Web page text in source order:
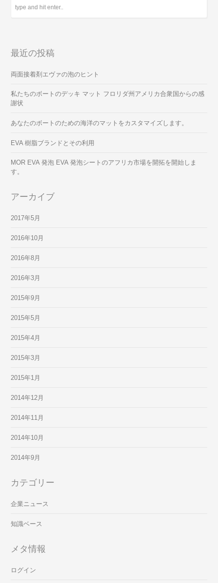
最近の投稿
両面接着剤エヴァの泡のヒント
私たちのボートのデッキ マット フロリダ州アメリカ合衆国からの感
謝状
あなたのボートのための海洋のマットをカスタマイズします。
EVA 樹脂ブランドとその利用
MOR EVA 発泡 EVA 発泡シートのアフリカ市場を開拓を開始しま
す。
アーカイブ
2017年5月
2016年10月
2016年8月
2016年3月
2015年9月
2015年5月
2015年4月
2015年3月
2015年1月
2014年12月
2014年11月
2014年10月
2014年9月
カテゴリー
企業ニュース
知識ベース
メタ情報
ログイン